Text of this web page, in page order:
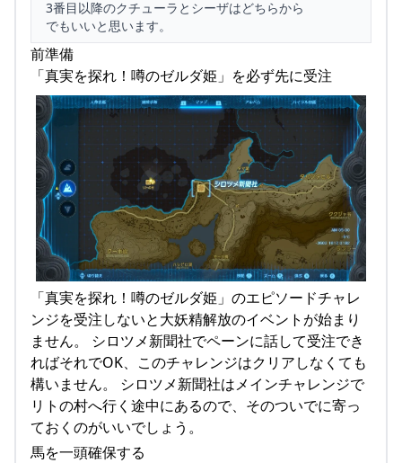
3番目以降のクチューラとシーザはどちらから
でもいいと思います。
前準備
「真実を探れ！噂のゼルダ姫」を必ず先に受注
「真実を探れ！噂のゼルダ姫」のエピソードチャレ
ンジを受注しないと大妖精解放のイベントが始まり
ません。 シロツメ新聞社でペーンに話して受注でき
ればそれでOK、このチャレンジはクリアしなくても
構いません。 シロツメ新聞社はメインチャレンジで
リトの村へ行く途中にあるので、そのついでに寄っ
ておくのがいいでしょう。
馬を一頭確保する